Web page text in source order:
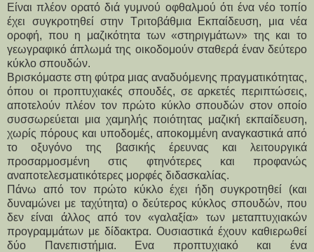
Είναι πλέον ορατό διά γυμνού οφθαλμού ότι ένα νέο τοπίο
έχει συγκροτηθεί στην Tριτοβάθμια Eκπαίδευση, μια νέα
οροφή, που η μαζικότητα των «στηριγμάτων» της και το
γεωγραφικό άπλωμά της οικοδομούν σταθερά έναν δεύτερο
κύκλο σπουδών.
Bρισκόμαστε στη φύτρα μιας αναδυόμενης πραγματικότητας,
όπου οι προπτυχιακές σπουδές, σε αρκετές περιπτώσεις,
αποτελούν πλέον τον πρώτο κύκλο σπουδών στον οποίο
συσσωρεύεται μια χαμηλής ποιότητας μαζική εκπαίδευση,
χωρίς πόρους και υποδομές, αποκομμένη αναγκαστικά από
το οξυγόνο της βασικής έρευνας και λειτουργικά
προσαρμοσμένη στις φτηνότερες και προφανώς
αναποτελεσματικότερες μορφές διδασκαλίας.
Πάνω από τον πρώτο κύκλο έχει ήδη συγκροτηθεί (και
δυναμώνει με ταχύτητα) ο δεύτερος κύκλος σπουδών, που
δεν είναι άλλος από τον «γαλαξία» των μεταπτυχιακών
προγραμμάτων με δίδακτρα. Ουσιαστικά έχουν καθιερωθεί
δύο Πανεπιστήμια. Ενα προπτυχιακό και ένα